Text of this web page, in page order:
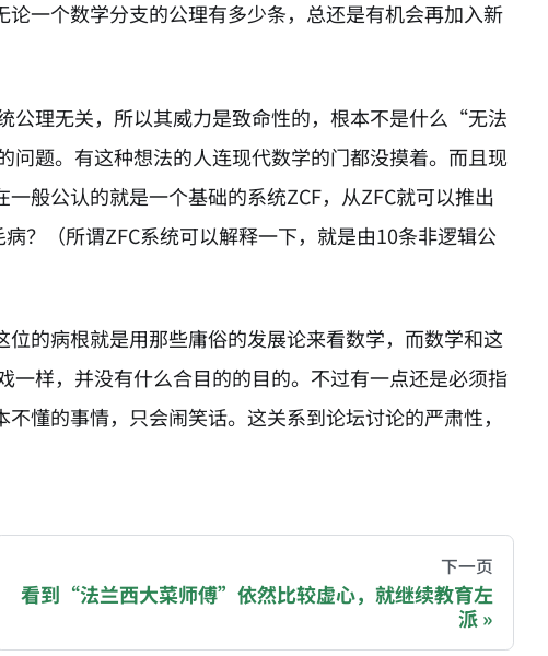
一个数学分支的公理有多少条，总还是有机会再加入新
公理无关，所以其威力是致命性的，根本不是什么“无法
题。有这种想法的人连现代数学的门都没摸着。而且现
般公认的就是一个基础的系统ZCF，从ZFC就可以推出
？（所谓ZFC系统可以解释一下，就是由10条非逻辑公
的病根就是用那些庸俗的发展论来看数学，而数学和这
样，并没有什么合目的的目的。不过有一点还是必须指
懂的事情，只会闹笑话。这关系到论坛讨论的严肃性，
archive of all original writings by the Chinese blogger
recommending a donation to help keep this site
下一页
看到“法兰西大菜师傅”依然比较虚心，就继续教育左
派